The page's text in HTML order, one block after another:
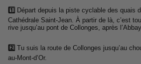
1️⃣ Départ depuis la piste cyclable des quais
Cathédrale Saint-Jean. À partir de là, c’est
rive jusqu’au pont de Collonges, après
2️⃣ Tu suis la route de Collonges jusqu’au
au-Mont-d’Or.